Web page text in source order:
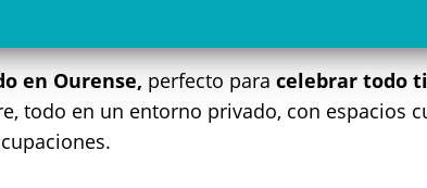
en Ourense, perfecto para celebrar todo
todo en un entorno privado, con espacios